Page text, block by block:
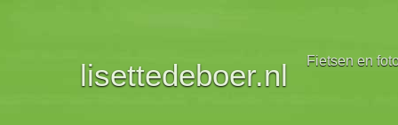
lisettedeboer.nl Fietsen en